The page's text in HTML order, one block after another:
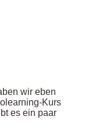
wir eben
Kurs
es ein paar